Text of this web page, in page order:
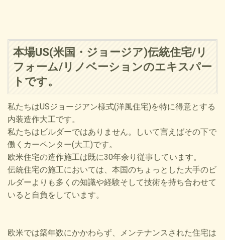
本場US(米国・ジョージア)伝統住宅/リ
フォーム/リノベーションのエキスパー
トです。
私たちはUSジョージアン様式(洋風住宅)を特に得意とする
内装造作大工です。
私たちはビルダーではありません。しいて言えばその下で
働くカーペンター(大工)です。
欧米住宅の造作施工は既に30年余り従事しています。
伝統住宅の施工においては、本国のちょっとした大手のビ
ルダーよりも多くの知識や経験そして技術を持ち合わせて
いると自負をしています。
欧米では築年数にかかわらず、メンテナンスされた住宅は